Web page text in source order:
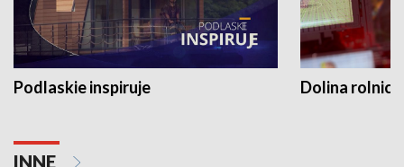
Podlaskie inspiruje Dolina
INNE